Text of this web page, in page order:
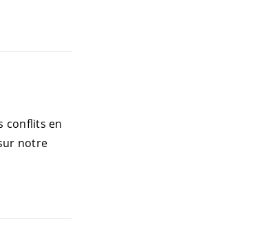
conflits en
notre